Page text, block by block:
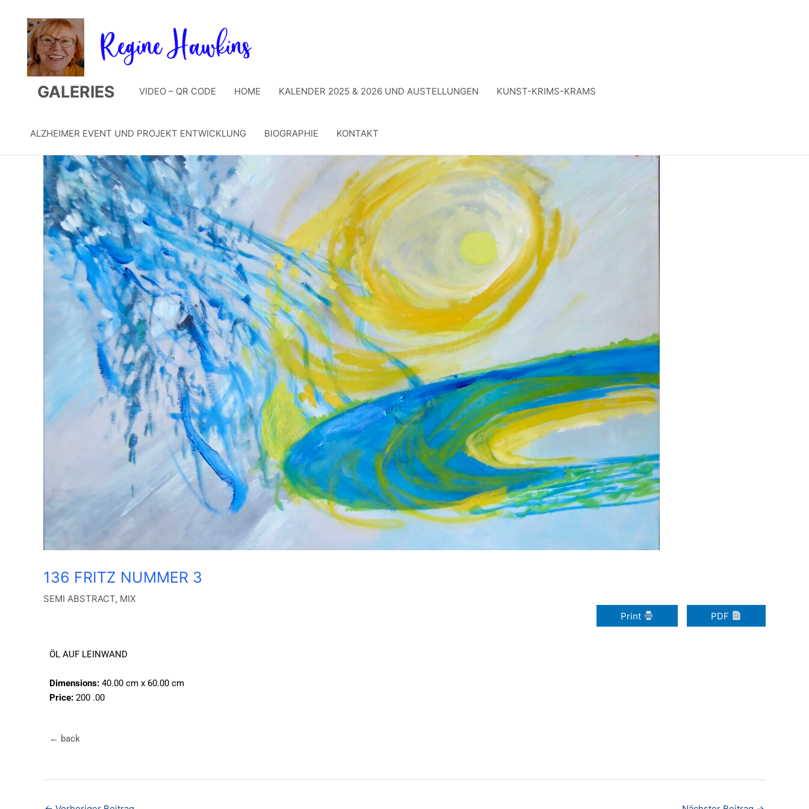
springen
GALERIES VIDEO – QR CODE HOME KALENDER 2025 & 2026 UND AUSTELLUNGEN KUNST-KRIMS-KRAMS
ALZHEIMER EVENT UND PROJEKT ENTWICKLUNG BIOGRAPHIE KONTAKT
136 FRITZ NUMMER 3
SEMI ABSTRACT, MIX
Print
PDF
ÖL AUF LEINWAND
Dimensions: 40.00 cm x 60.00 cm
Price: 200 .00
← back